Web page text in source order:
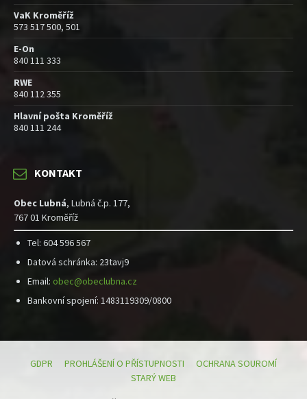
VaK Kroměříž
573 517 500, 501
E-On
840 111 333
RWE
840 112 355
Hlavní pošta Kroměříž
840 111 244
KONTAKT
Obec Lubná, Lubná č.p. 177,
767 01 Kroměříž
Tel: 604 596 567
Datová schránka: 23tavj9
Email: obec@obeclubna.cz
Bankovní spojení: 1483119309/0800
GDPR PROHLÁŠENÍ O PŘÍSTUPNOSTI
OCHRANA SOUROMÍ
STARÝ WEB